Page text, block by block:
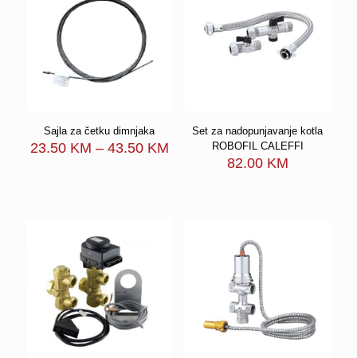
Sajla za četku dimnjaka
23.50 KM – 43.50 KMPrice
Set za nadopunjavanje kotla
ROBOFIL CALEFFI
82.00 KM